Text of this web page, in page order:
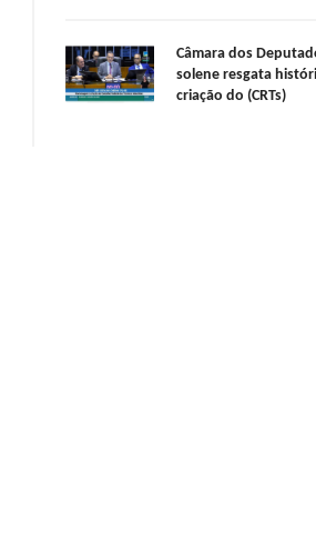
Câmara dos
solene resgata
criação do (CRTs)